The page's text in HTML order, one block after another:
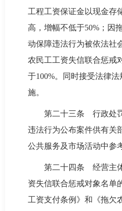
工程工资保证金以现金存
高，增幅不低于50%；因
动保障违法行为被依法社
农民工工资失信联合惩戒
于100%。同时接受法律
施。
第二十三条 行政处
违法行为公布案件供有关
公共服务及市场活动中参
第二十四条 经营主
资失信联合惩戒对象名单
工资支付条例》和《拖欠